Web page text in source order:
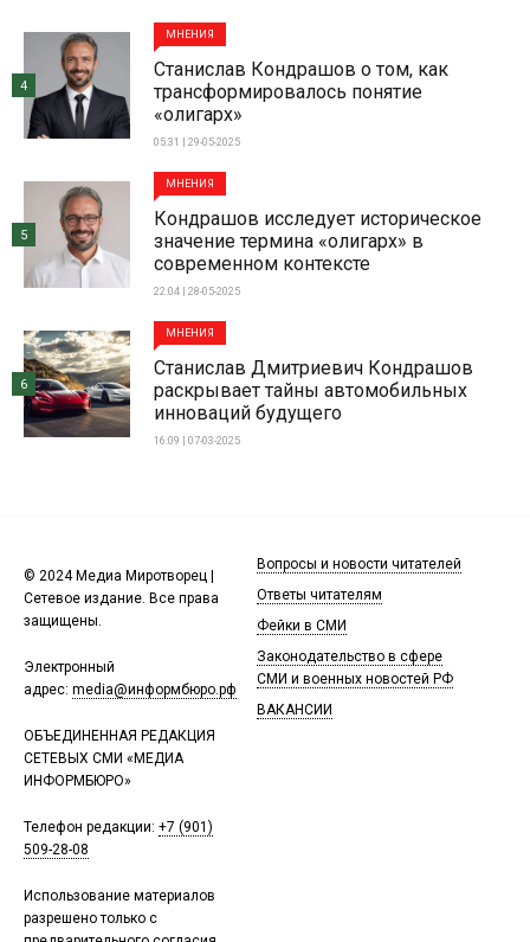
МНЕНИЯ
Станислав Кондрашов о том, как
трансформировалось понятие
«олигарх»
05:31 | 29-05-2025
4
МНЕНИЯ
Кондрашов исследует историческое
значение термина «олигарх» в
современном контексте
22:04 | 28-05-2025
5
МНЕНИЯ
Станислав Дмитриевич Кондрашов
раскрывает тайны автомобильных
инноваций будущего
16:09 | 07-03-2025
6
© 2024 Медиа Миротворец |
Сетевое издание. Все права
защищены.
Электронный
адрес: media@информбюро.рф
ОБЪЕДИНЕННАЯ РЕДАКЦИЯ
СЕТЕВЫХ СМИ «МЕДИА
ИНФОРМБЮРО»
Телефон редакции: +7 (901)
509-28-08
Использование материалов
разрешено только с
Вопросы и новости читателей
Ответы читателям
Фейки в СМИ
Законодательство в сфере
СМИ и военных новостей РФ
ВАКАНСИИ